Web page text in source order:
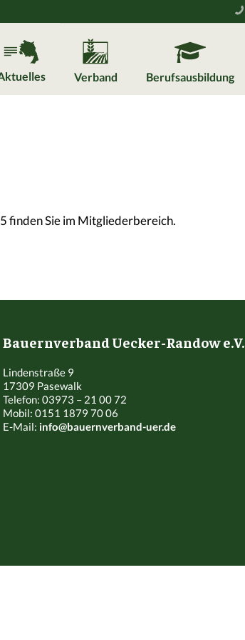
Verband Berufsausbildung
finden Sie im Mitgliederbereich.
Bauernverband Uecker-Randow e.V.
Lindenstraße 9
17309 Pasewalk
Telefon: 03973 – 21 00 72
Mobil: 0151 1879 70 06
E-Mail: info@bauernverband-uer.de